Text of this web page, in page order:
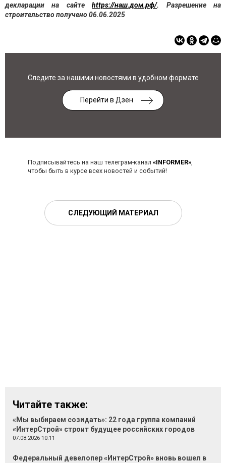
декларации на сайтеhttps://наш.дом.рф/. Разрешение на
строительство получено 06.06.2025
Следите за нашими новостями в удобном формате
Перейти в Дзен
Подписывайтесь на наш телеграм-канал «INFORMER»,
чтобы быть в курсе всех новостей и событий!
СЛЕДУЮЩИЙ МАТЕРИАЛ
Читайте также:
«Мы выбираем созидать»: 22 года группа компаний
«ИнтерСтрой» строит будущее российских городов
07.08.2026 10:11
Федеральный девелопер «ИнтерСтрой» вновь вошел в